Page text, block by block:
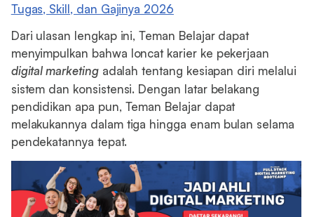
Tugas, Skill, dan Gajinya 2026
Dari ulasan lengkap ini, Teman Belajar dapat
menyimpulkan bahwa loncat karier ke pekerjaan
digital marketingadalah tentang kesiapan diri melalui
sistem dan konsistensi. Dengan latar belakang
pendidikan apa pun, Teman Belajar dapat
melakukannya dalam tiga hingga enam bulan selama
pendekatannya tepat.